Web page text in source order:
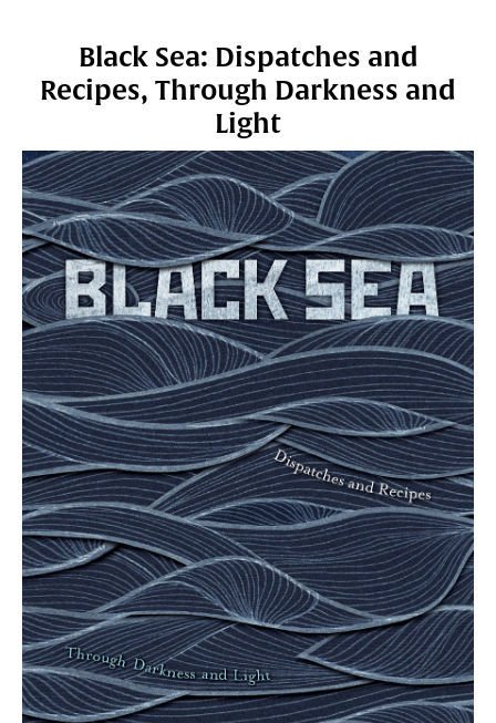
Black Sea: Dispatches and
Recipes, Through Darkness and
Light